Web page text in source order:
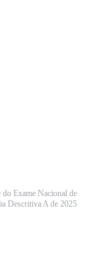
Exame Nacional de
Descritiva A de 2025